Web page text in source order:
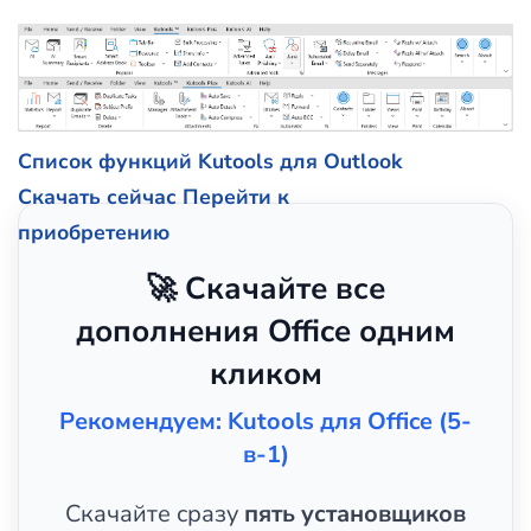
Список функций Kutools для Outlook
Скачать сейчас Перейти к
приобретению
🚀 Скачайте все
дополнения Office одним
кликом
Рекомендуем: Kutools для Office (5-
в-1)
Скачайте сразу пять установщиков